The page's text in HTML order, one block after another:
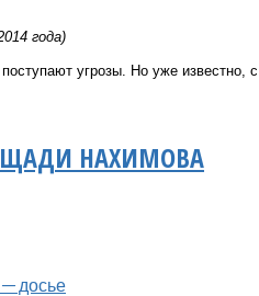
года)
угрозы. Но уже
НАХИМОВА
досье